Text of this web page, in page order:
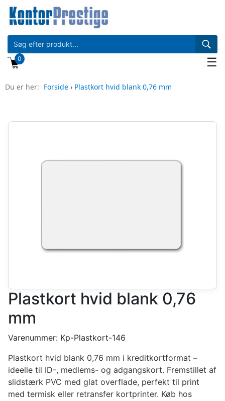
0 ☰
Du er her: Forside › Plastkort hvid blank 0,76 mm
Plastkort hvid blank 0,76
mm
Varenummer: Kp-Plastkort-146
Plastkort hvid blank 0,76 mm i kreditkortformat –
ideelle til ID-, medlems- og adgangskort. Fremstillet af
slidstærk PVC med glat overflade, perfekt til print
med termisk eller retransfer kortprinter. Køb hos